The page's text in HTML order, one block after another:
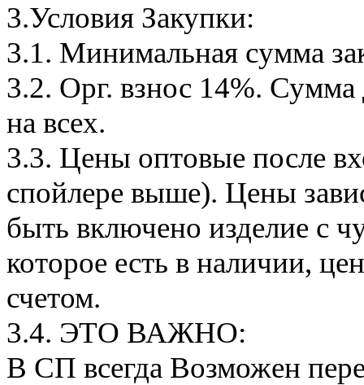
3.Условия Закупки:
3.1. Минимальная сумма
3.2. Орг. взнос 14%. Сумма
на всех.
3.3. Цены оптовые после
спойлере выше). Цены
быть включено изделие с
которое есть в наличии,
счетом.
3.4. ЭТО ВАЖНО:
В СП всегда Возможен